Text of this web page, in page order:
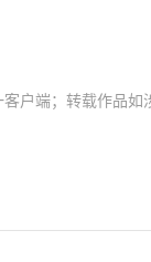
户端；转载作品如